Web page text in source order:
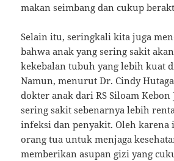
makan seimbang dan cukup
Selain itu, seringkali kita juga
bahwa anak yang sering sakit
kekebalan tubuh yang lebih kuat
Namun, menurut Dr. Cindy
dokter anak dari RS Siloam Kebon
sering sakit sebenarnya lebih
infeksi dan penyakit. Oleh karena
orang tua untuk menjaga
memberikan asupan gizi yang